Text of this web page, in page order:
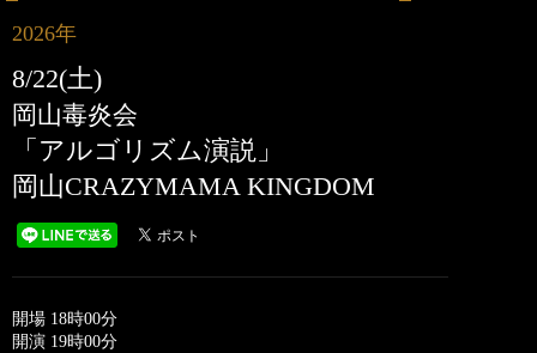
2026年
8/22(土)
岡山毒炎会
「アルゴリズム演説」
岡山CRAZYMAMA KINGDOM
開場 18時00分
開演 19時00分